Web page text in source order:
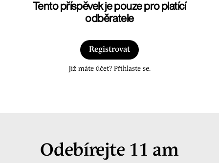
Tento příspěvek je pouze pro platící
odběratele
Registrovat
Již máte účet? Přihlaste se.
Odebírejte 11 am